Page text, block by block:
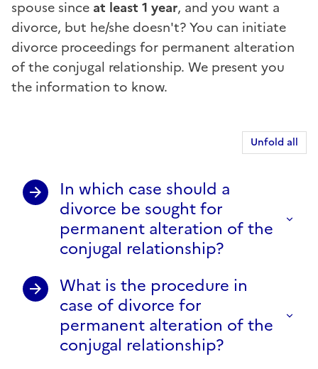
spouse since at least 1 year, and you want a
divorce, but he/she doesn't? You can initiate
divorce proceedings for permanent alteration
of the conjugal relationship. We present you
the information to know.
Unfold all
In which case should a
divorce be sought for
permanent alteration of the
conjugal relationship?
What is the procedure in
case of divorce for
permanent alteration of the
conjugal relationship?